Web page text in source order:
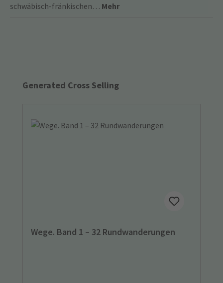
schwäbisch-fränkischen… Mehr
Produktgalerie überspringen
Generated Cross Selling
Wege. Band 1 – 32 Rundwanderungen